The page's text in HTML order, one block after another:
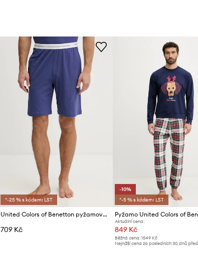
*-25 % s kódem: LST
United Colors of Benetton pyžamové šortky pánské bavlněné
709 Kč
-10%
*-5 % s kódem: LST
Pyžamo United Colors of
Aktuální cena:
849 Kč
Běžná cena: 1549 Kč
Nejnižší cena za posledních 30 dnů